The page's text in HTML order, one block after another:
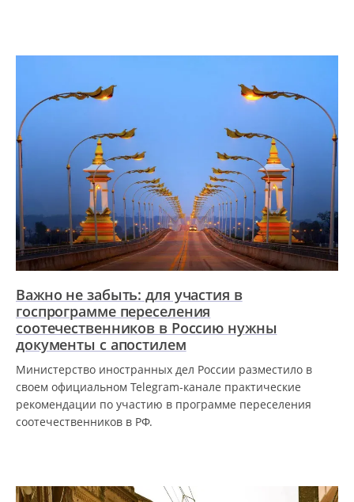
Важно не забыть: для участия в
госпрограмме переселения
соотечественников в Россию нужны
документы с апостилем
Министерство иностранных дел России разместило в
своем официальном Telegram-канале практические
рекомендации по участию в программе переселения
соотечественников в РФ.